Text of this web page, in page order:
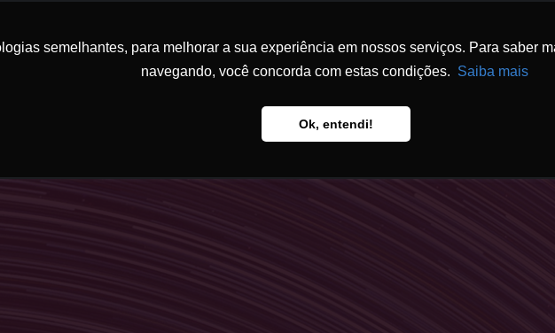
semelhantes, para melhorar a sua experiência em nossos serviços. Para saber
navegando, você concorda com estas condições. Saiba mais
Ok, entendi!
ESCRITÓRIO ATUAÇÃO EQUIPE